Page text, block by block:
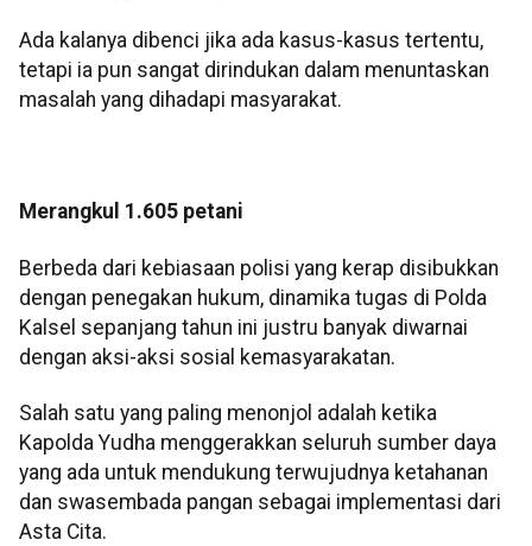
Ada kalanya dibenci jika ada kasus-kasus tertentu,
tetapi ia pun sangat dirindukan dalam menuntaskan
masalah yang dihadapi masyarakat.
Merangkul 1.605 petani
Berbeda dari kebiasaan polisi yang kerap disibukkan
dengan penegakan hukum, dinamika tugas di Polda
Kalsel sepanjang tahun ini justru banyak diwarnai
dengan aksi-aksi sosial kemasyarakatan.
Salah satu yang paling menonjol adalah ketika
Kapolda Yudha menggerakkan seluruh sumber daya
yang ada untuk mendukung terwujudnya ketahanan
dan swasembada pangan sebagai implementasi dari
Asta Cita.